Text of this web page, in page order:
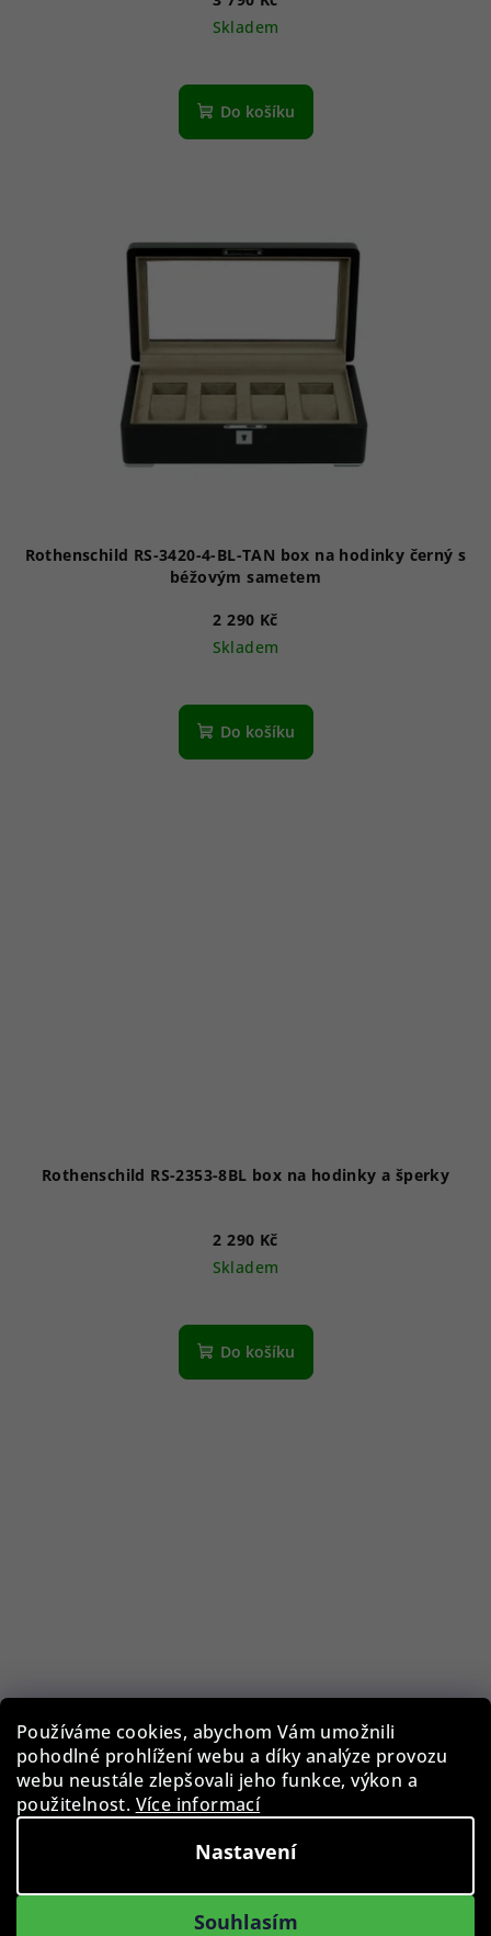
Používáme cookies, abychom Vám umožnili
pohodlné prohlížení webu a díky analýze provozu
webu neustále zlepšovali jeho funkce, výkon a
použitelnost. Více informací
Nastavení
Souhlasím
Skladem
Do košíku
Rothenschild RS-3420-4-BL-TAN box na hodinky černý s
béžovým sametem
2 290 Kč
Skladem
Do košíku
Rothenschild RS-2353-8BL box na hodinky a šperky
2 290 Kč
Skladem
Do košíku
Paul Design 20112 Collector box na hodinky a šperky
Macassar
10 590 Kč